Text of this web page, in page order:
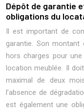
Dépôt de garantie
obligations du
Il est important de
garantie. Son
hors charges pour
location meublée. Il
maximal de deux
l’absence de
est également une